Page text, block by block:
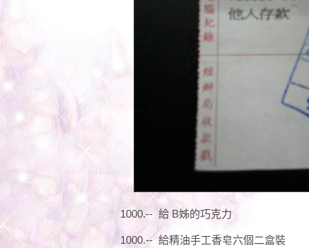
1000.-- 給 B姊的巧克力
1000.-- 給精油手工香皂六個二盒裝